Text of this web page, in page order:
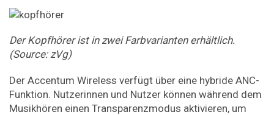
Der Kopfhörer ist in zwei Farbvarianten erhältlich.
(Source: zVg)
Der Accentum Wireless verfügt über eine hybride ANC-
Funktion. Nutzerinnen und Nutzer können während dem
Musikhören einen Transparenzmodus aktivieren, um